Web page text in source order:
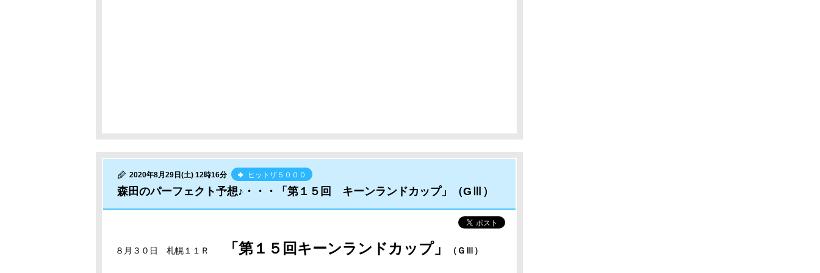
2020年8月29日(土) 12時16分 ヒットザ５０００
森田のパーフェクト予想♪・・・「第１５回 キーンランドカップ」（GⅢ）
８月３０日 札幌１１Ｒ 「第１５回キーンランドカップ」 （ＧⅢ）